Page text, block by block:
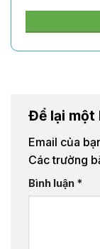
Để lại một
Email của
Các trường
Bình luận *